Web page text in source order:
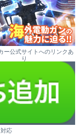
ー公式サイトへのリンクあ
り
応